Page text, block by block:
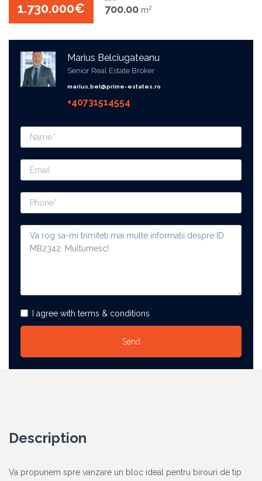
1.730.000€ 700.00 m2
Marius Belciugateanu
Senior Real Estate Broker
marius.bel@prime-estates.ro
+40731514554
I agree with terms & conditions
Description
Va propunem spre vanzare un bloc ideal pentru birouri de tip